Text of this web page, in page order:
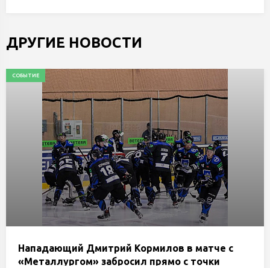
ДРУГИЕ НОВОСТИ
СОБЫТИЕ
Нападающий Дмитрий Кормилов в матче с
«Металлургом» забросил прямо с точки